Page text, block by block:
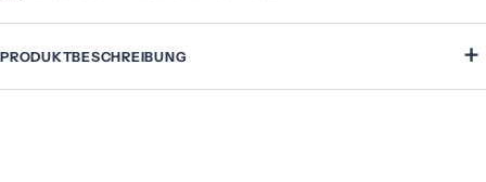
PRODUKTBESCHREIBUNG +